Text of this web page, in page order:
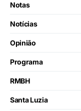
Notas
Notícias
Opinião
Programa
RMBH
Santa Luzia